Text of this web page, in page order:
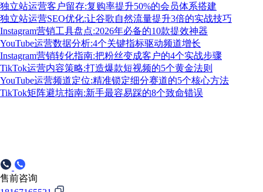
独立站运营客户留存:复购率提升50%的会员体系搭建
独立站运营SEO优化:让谷歌自然流量提升3倍的实战技巧
Instagram营销工具盘点:2026年必备的10款提效神器
YouTube运营数据分析:4个关键指标驱动频道增长
Instagram营销转化指南:把粉丝变成客户的4个实战步骤
TikTok运营内容策略:打造爆款短视频的5个黄金法则
YouTube运营频道定位:精准锁定细分赛道的5个核心方法
TikTok矩阵避坑指南:新手最容易踩的8个致命错误
售前咨询